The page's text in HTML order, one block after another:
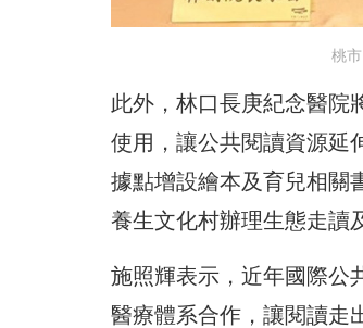
桃
此外，林口長庚紀念醫院
使用，讓公共閱讀資源延
據點增設繪本及育兒相關
養生文化村辦理生態走讀
施照輝表示，近年國際公
醫療體系合作，讓閱讀走